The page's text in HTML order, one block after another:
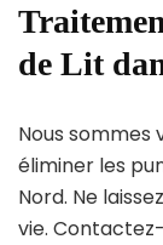
de Lit
Nous
éliminer les
Nord. Ne
vie.